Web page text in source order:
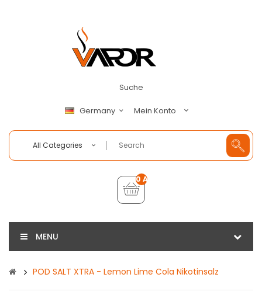
Suche
Germany Mein Konto
All Categories
0 Artikel - €0,00
MENU
POD SALT XTRA - Lemon Lime Cola Nikotinsalz